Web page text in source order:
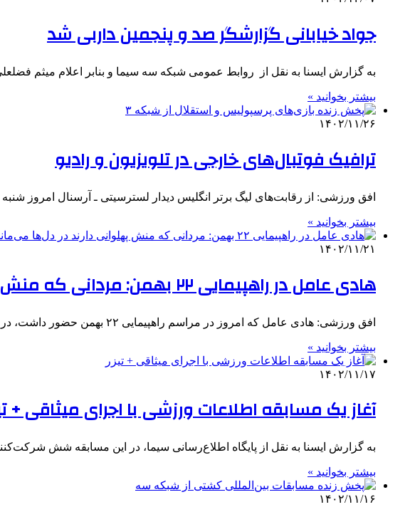
جواد خیابانی گزارشگر صد و پنجمین داربی شد
به گزارش ایسنا به نقل از روابط عمومی شبکه سه سیما و بنابر اعلام میثم
بیشتر بخوانید »
۱۴۰۲/۱۱/۲۶
ترافیک فوتبال‌های خارجی در تلویزیون و رادیو
افق ورزشی: از رقابت‌های لیگ برتر انگلیس دیدار لسترسیتی ـ آرسنال امروز شنبه ساعت ۱۶ از شبکه سه
بیشتر بخوانید »
۱۴۰۲/۱۱/۲۱
هادی عامل در راهپیمایی ۲۲ بهمن: مردانی که منش‌ پهلوانی دارند در دل‌ها می‌مانند
افق ورزشی: هادی عامل که امروز در مراسم راهپیمایی ۲۲ بهمن حضور داشت، در مقابل دوربین شبکه سه سیما از…
بیشتر بخوانید »
۱۴۰۲/۱۱/۱۷
آغاز یک مسابقه اطلاعات ورزشی با اجرای میثاقی +
به گزارش ایسنا به نقل از پایگاه اطلاع‌رسانی سیما، در این مسابقه شش
بیشتر بخوانید »
۱۴۰۲/۱۱/۱۶